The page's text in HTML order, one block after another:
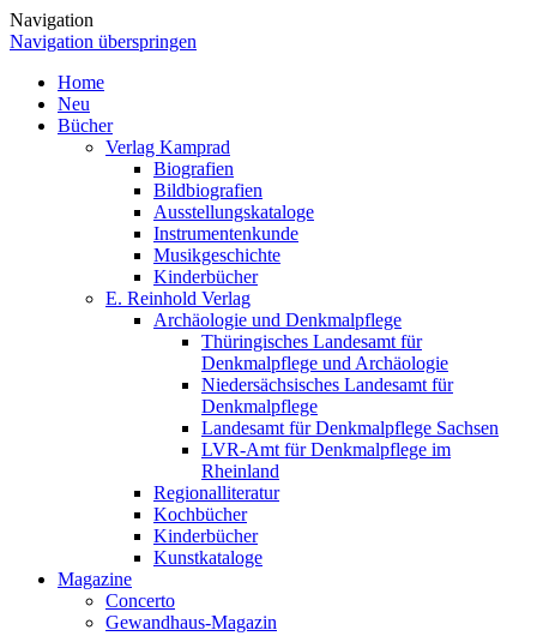
Navigation
Navigation überspringen
Home
Neu
Bücher
Verlag Kamprad
Biografien
Bildbiografien
Ausstellungskataloge
Instrumentenkunde
Musikgeschichte
Kinderbücher
E. Reinhold Verlag
Archäologie und Denkmalpflege
Thüringisches Landesamt für
Denkmalpflege und Archäologie
Niedersächsisches Landesamt für
Denkmalpflege
Landesamt für Denkmalpflege Sachsen
LVR-Amt für Denkmalpflege im
Rheinland
Regionalliteratur
Kochbücher
Kinderbücher
Kunstkataloge
Magazine
Concerto
Gewandhaus-Magazin